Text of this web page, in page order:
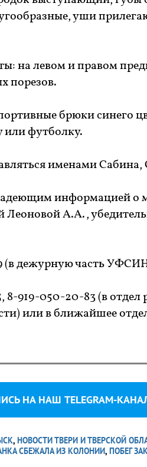
уши
на левом и правом
порезов.
брюки синего
или футболку.
именами Сабина,
информацией о
Леоновой А.А.,
(в дежурную часть
8-919-050-20-83 (в
или в ближайшее
НА НАШ TELEGRAM-
, НОВОСТИ ТВЕРИ И ТВЕРСКОЙ
СБЕЖАЛА ИЗ КОЛОНИИ, ПОБЕГ